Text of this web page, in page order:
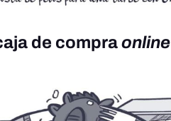
de compraonline